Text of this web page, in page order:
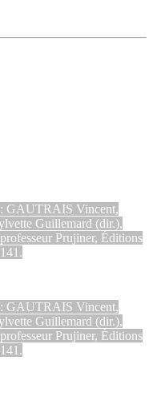
GAUTRAIS Vincent,
Guillemard (dir.),
Prujiner, Éditions
GAUTRAIS Vincent,
Guillemard (dir.),
Prujiner, Éditions